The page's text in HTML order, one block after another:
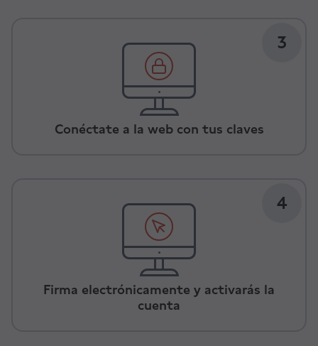
3
Conéctate a la web con tus claves
4
Firma electrónicamente y activarás la
cuenta